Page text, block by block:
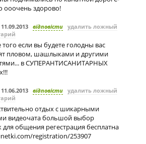
ооочень здорово!
11.09.2013 відповісти удалить ложный
того если вы будете голодны вас
пловом, шашлыками и другими
в СУПЕРАНТИСАНИТАРНЫХ
11.06.2013 відповісти удалить ложный
отдых с шикарными
видеочата большой выбор
для общения регестрация бесплатна
registration/253907